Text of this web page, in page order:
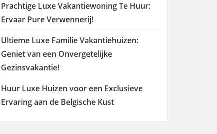
Prachtige Luxe Vakantiewoning Te Huur:
Ervaar Pure Verwennerij!
Ultieme Luxe Familie Vakantiehuizen:
Geniet van een Onvergetelijke
Gezinsvakantie!
Huur Luxe Huizen voor een Exclusieve
Ervaring aan de Belgische Kust